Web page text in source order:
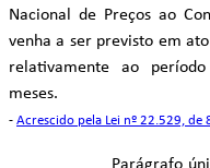
Nacional de Preços ao
venha a ser previsto em
relativamente ao
meses.
- Acrescido pela Lei nº 22.529, de